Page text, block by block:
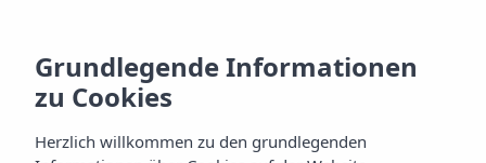
Grundlegende Informationen
zu Cookies
Herzlich willkommen zu den grundlegenden